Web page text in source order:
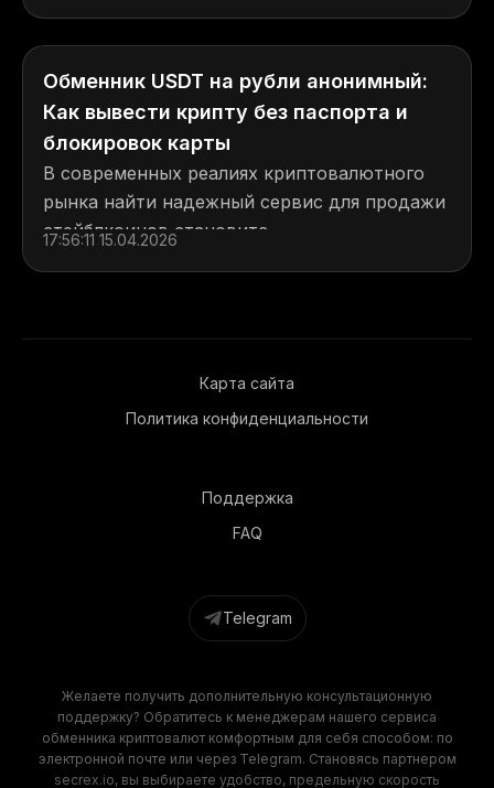
Обменник USDT на рубли анонимный:
Как вывести крипту без паспорта и
блокировок карты
В современных реалиях криптовалютного
рынка найти надежный сервис для продажи
стейблкоинов становитс...
17:56:11 15.04.2026
Карта сайта
Политика конфиденциальности
Поддержка
FAQ
Telegram
Желаете получить дополнительную консультационную
поддержку? Обратитесь к менеджерам нашего сервиса
обменника криптовалют комфортным для себя способом: по
электронной почте или через Telegram. Становясь партнером
secrex.io, вы выбираете удобство, предельную скорость